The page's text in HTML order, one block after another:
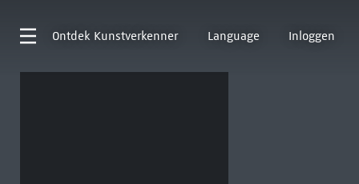
Ontdek Kunstverkenner Language Inloggen